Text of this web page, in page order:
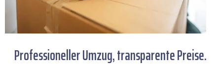
Professioneller Umzug, transparente Preise.